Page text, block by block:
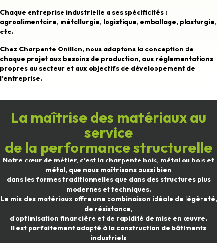
Chaque entreprise industrielle a ses spécificités :
agroalimentaire, métallurgie, logistique, emballage, plasturgie,
etc.
Chez Charpente Onillon, nous adaptons la conception de
chaque projet aux besoins de production, aux réglementations
propres au secteur et aux objectifs de développement de
l’entreprise.
La maîtrise des matériaux au
service
de la performance structurelle
Notre cœur de métier, c’est la charpente bois, métal ou bois et
métal, que nous maîtrisons aussi bien
dans les formes traditionnelles que dans des structures plus
modernes et techniques.
Le mix des matériaux offre une combinaison idéale de légèreté,
de résistance,
d'optimisation financière et de rapidité de mise en œuvre.
Il est parfaitement adapté à la construction de bâtiments
industriels